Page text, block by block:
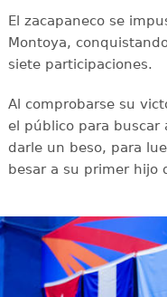
El zacapaneco se
Montoya,
siete participaciones.
Al comprobarse su
el público para buscar
darle un beso, para
besar a su primer hijo